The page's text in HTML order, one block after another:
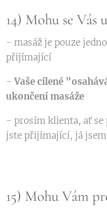
14) Mohu se Vás
- masáž je pouze
přijímající
-Vaše cílené
ukončení masáže
- prosím klienta, ať se
jste přijímající, já
15) Mohu Vám